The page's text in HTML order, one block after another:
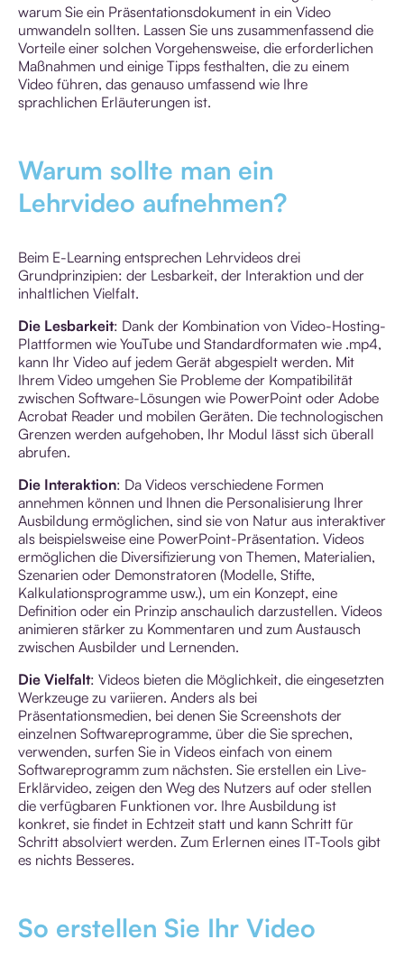
warum Sie ein Präsentationsdokument in ein Video
umwandeln sollten. Lassen Sie uns zusammenfassend die
Vorteile einer solchen Vorgehensweise, die erforderlichen
Maßnahmen und einige Tipps festhalten, die zu einem
Video führen, das genauso umfassend wie Ihre
sprachlichen Erläuterungen ist.
Warum sollte man ein
Lehrvideo aufnehmen?
Beim E-Learning entsprechen Lehrvideos drei
Grundprinzipien: der Lesbarkeit, der Interaktion und der
inhaltlichen Vielfalt.
Die Lesbarkeit: Dank der Kombination von Video-Hosting-
Plattformen wie YouTube und Standardformaten wie .mp4,
kann Ihr Video auf jedem Gerät abgespielt werden. Mit
Ihrem Video umgehen Sie Probleme der Kompatibilität
zwischen Software-Lösungen wie PowerPoint oder Adobe
Acrobat Reader und mobilen Geräten. Die technologischen
Grenzen werden aufgehoben, Ihr Modul lässt sich überall
abrufen.
Die Interaktion: Da Videos verschiedene Formen
annehmen können und Ihnen die Personalisierung Ihrer
Ausbildung ermöglichen, sind sie von Natur aus interaktiver
als beispielsweise eine PowerPoint-Präsentation. Videos
ermöglichen die Diversifizierung von Themen, Materialien,
Szenarien oder Demonstratoren (Modelle, Stifte,
Kalkulationsprogramme usw.), um ein Konzept, eine
Definition oder ein Prinzip anschaulich darzustellen. Videos
animieren stärker zu Kommentaren und zum Austausch
zwischen Ausbilder und Lernenden.
Die Vielfalt: Videos bieten die Möglichkeit, die eingesetzten
Werkzeuge zu variieren. Anders als bei
Präsentationsmedien, bei denen Sie Screenshots der
einzelnen Softwareprogramme, über die Sie sprechen,
verwenden, surfen Sie in Videos einfach von einem
Softwareprogramm zum nächsten. Sie erstellen ein Live-
Erklärvideo, zeigen den Weg des Nutzers auf oder stellen
die verfügbaren Funktionen vor. Ihre Ausbildung ist
konkret, sie findet in Echtzeit statt und kann Schritt für
Schritt absolviert werden. Zum Erlernen eines IT-Tools gibt
es nichts Besseres.
So erstellen Sie Ihr Video